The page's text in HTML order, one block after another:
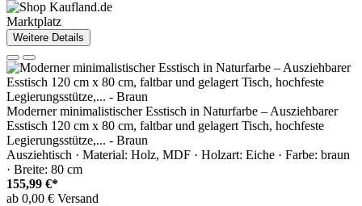
Marktplatz
Weitere Details
Moderner minimalistischer Esstisch in Naturfarbe – Ausziehbarer
Esstisch 120 cm x 80 cm, faltbar und gelagert Tisch, hochfeste
Legierungsstütze,... - Braun
Ausziehtisch · Material: Holz, MDF · Holzart: Eiche · Farbe: braun
· Breite: 80 cm
155,99 €*
ab 0,00 € Versand